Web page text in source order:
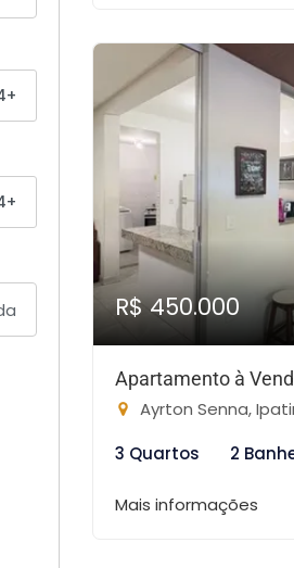
R$ 450.000
Apartamento à
Ayrton Senna,
3 Quartos
2
Mais informações